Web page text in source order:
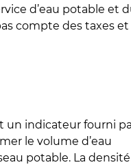
d’eau potable et
compte des taxes et
un indicateur fourni
le volume d’eau
potable. La